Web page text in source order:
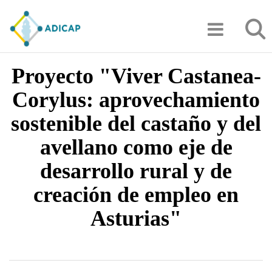
contenido
principal
Proyecto "Viver Castanea-
Corylus: aprovechamiento
sostenible del castaño y del
avellano como eje de
desarrollo rural y de
creación de empleo en
Asturias"